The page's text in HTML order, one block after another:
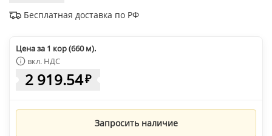
Бесплатная доставка по РФ
Цена за 1 кор (660 м).
вкл. НДС
2 919.54₽
Запросить наличие